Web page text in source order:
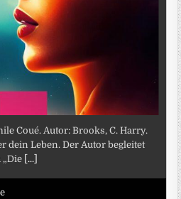
Coué. Autor: Brooks, C. Harry.
dein Leben. Der Autor begleitet
[...]